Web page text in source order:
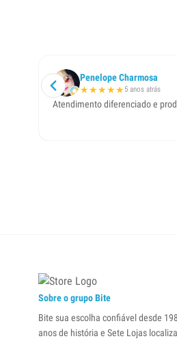
Penelope Charmosa
★★★★★5 anos atrás
Atendimento diferenciado e
Sobre o grupo Bite
Bite sua escolha confiável desde
anos de história e Sete Lojas